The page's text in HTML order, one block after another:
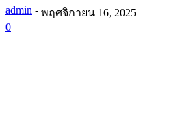
admin - พฤศจิกายน 16, 2025
0